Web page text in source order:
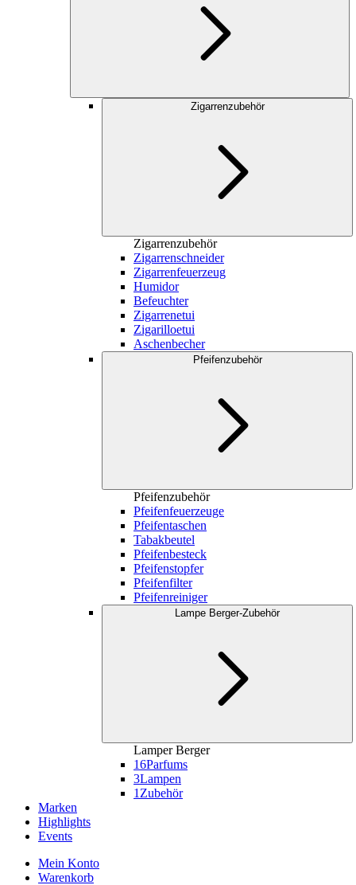
Zigarrenzubehör
Zigarrenzubehör
Zigarrenschneider
Zigarrenfeuerzeug
Humidor
Befeuchter
Zigarrenetui
Zigarilloetui
Aschenbecher
Pfeifenzubehör
Pfeifenzubehör
Pfeifenfeuerzeuge
Pfeifentaschen
Tabakbeutel
Pfeifenbesteck
Pfeifenstopfer
Pfeifenfilter
Pfeifenreiniger
Lampe Berger-Zubehör
Lamper Berger
16Parfums
3Lampen
1 Zubehör
Marken
Highlights
Events
Mein Konto
Warenkorb